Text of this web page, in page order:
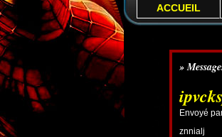
ACCUEIL
»
Envoyé
znnialj